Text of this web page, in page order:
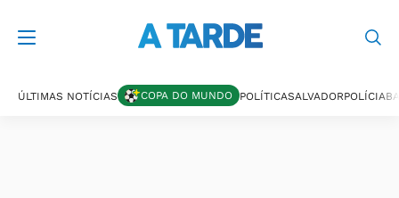
ÚLTIMAS NOTÍCIAS COPA DO MUNDO POLÍTICASALVADORPOLÍCIA